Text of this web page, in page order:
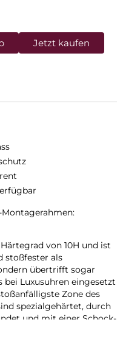
Jetzt kaufen
Montagerahmen:
von 10H und ist
stoßfester als
übertrifft sogar
bei Luxusuhren eingesetzt
Zone des
spezialgehärtet, durch
und mit einer Schock-
Schutzgläsern)